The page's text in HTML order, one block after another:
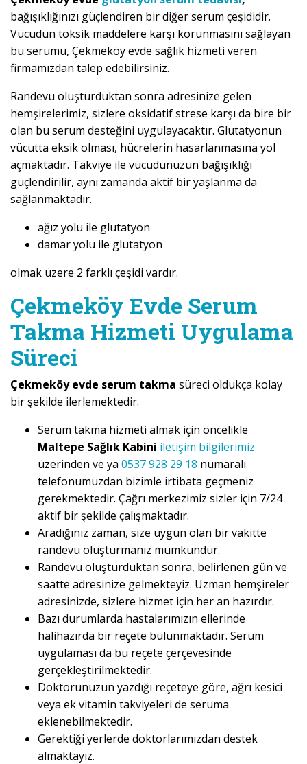
bağışıklığınızı güçlendiren bir diğer serum çeşididir.
Vücudun toksik maddelere karşı korunmasını sağlayan
bu serumu, Çekmeköy evde sağlık hizmeti veren
firmamızdan talep edebilirsiniz.
Randevu oluşturduktan sonra adresinize gelen
hemşirelerimiz, sizlere oksidatif strese karşı da bire bir
olan bu serum desteğini uygulayacaktır. Glutatyonun
vücutta eksik olması, hücrelerin hasarlanmasına yol
açmaktadır. Takviye ile vücudunuzun bağışıklığı
güçlendirilir, aynı zamanda aktif bir yaşlanma da
sağlanmaktadır.
ağız yolu ile glutatyon
damar yolu ile glutatyon
olmak üzere 2 farklı çeşidi vardır.
Çekmeköy Evde Serum
Takma Hizmeti Uygulama
Süreci
Çekmeköy evde serum takma süreci oldukça kolay
bir şekilde ilerlemektedir.
Serum takma hizmeti almak için öncelikle
Maltepe Sağlık Kabini iletişim bilgilerimiz
üzerinden ve ya 0537 928 29 18 numaralı
telefonumuzdan bizimle irtibata geçmeniz
gerekmektedir. Çağrı merkezimiz sizler için 7/24
aktif bir şekilde çalışmaktadır.
Aradığınız zaman, size uygun olan bir vakitte
randevu oluşturmanız mümkündür.
Randevu oluşturduktan sonra, belirlenen gün ve
saatte adresinize gelmekteyiz. Uzman hemşireler
adresinizde, sizlere hizmet için her an hazırdır.
Bazı durumlarda hastalarımızın ellerinde
halihazırda bir reçete bulunmaktadır. Serum
uygulaması da bu reçete çerçevesinde
gerçekleştirilmektedir.
Doktorunuzun yazdığı reçeteye göre, ağrı kesici
veya ek vitamin takviyeleri de seruma
eklenebilmektedir.
Gerektiği yerlerde doktorlarımızdan destek
almaktayız.